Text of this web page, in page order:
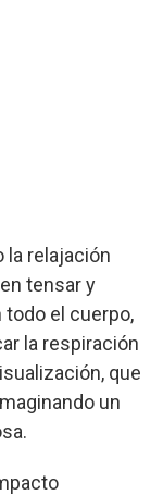
la relajación
tensar y
todo el cuerpo,
la respiración
que
un